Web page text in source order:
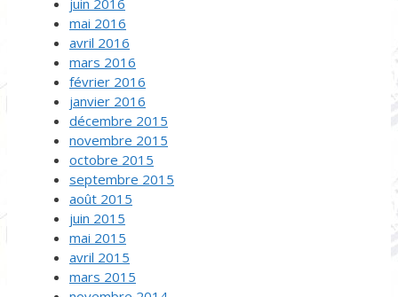
juin 2016
mai 2016
avril 2016
mars 2016
février 2016
janvier 2016
décembre 2015
novembre 2015
octobre 2015
septembre 2015
août 2015
juin 2015
mai 2015
avril 2015
mars 2015